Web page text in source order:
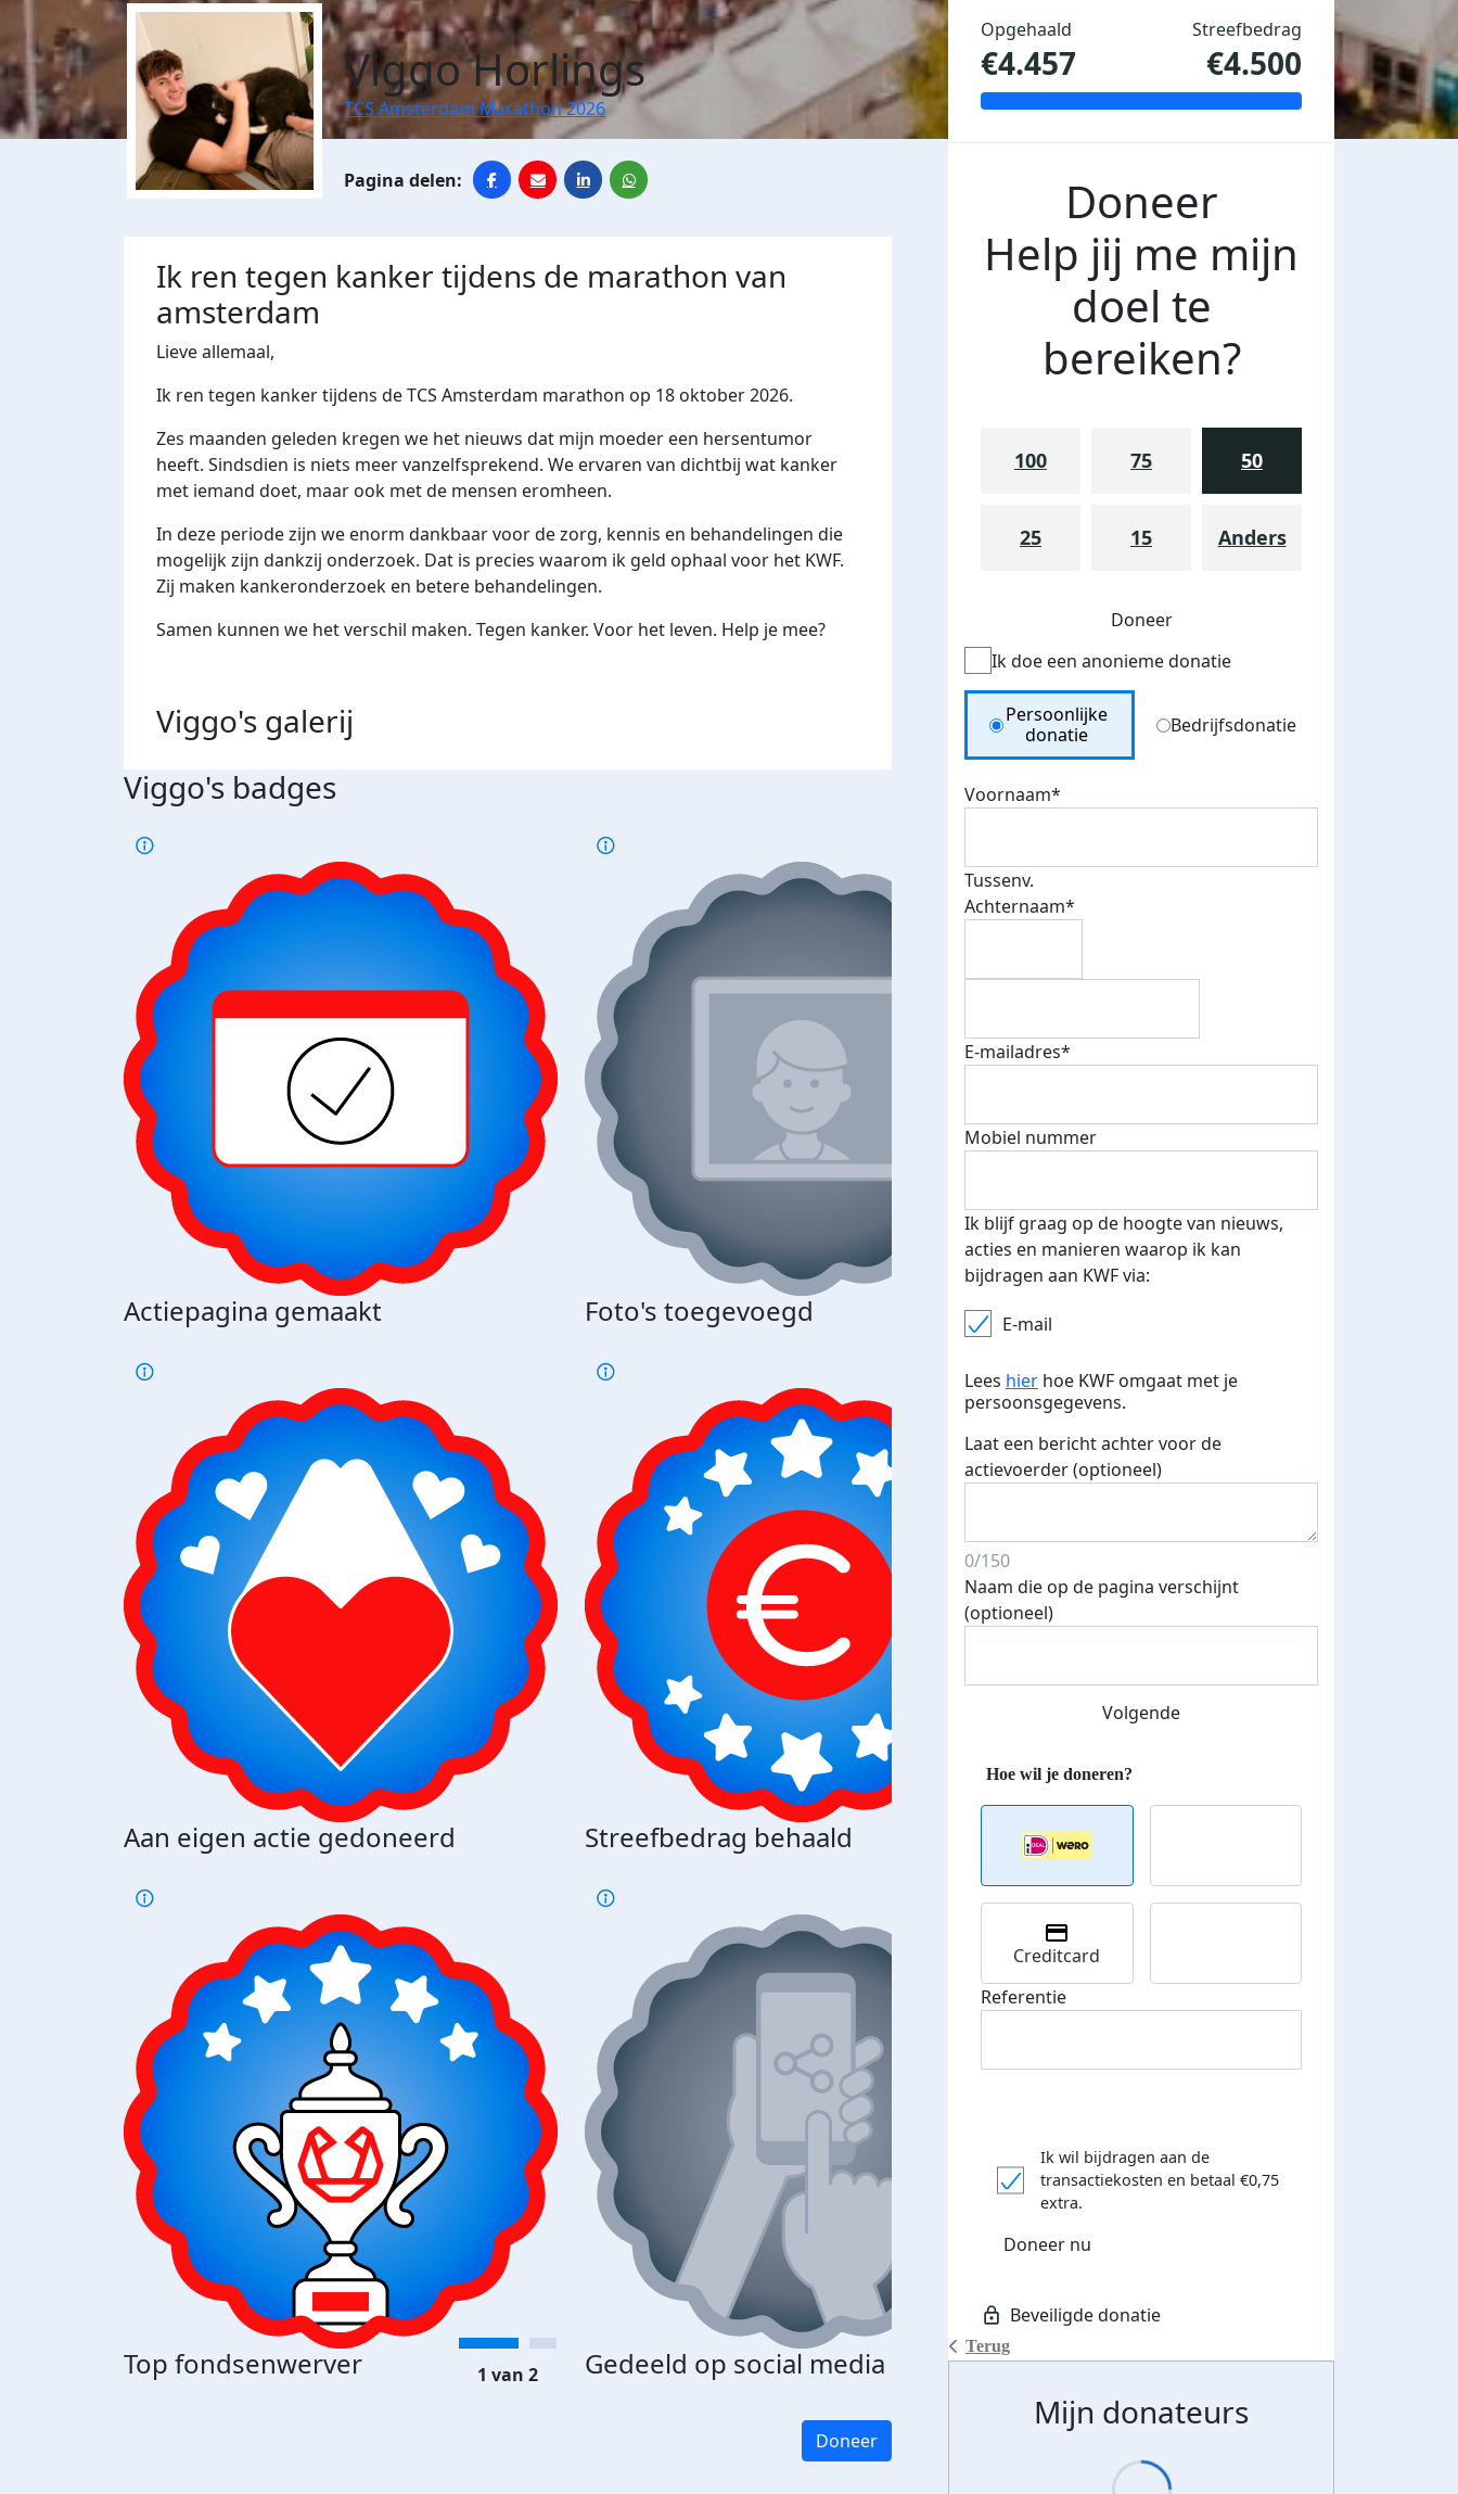
Viggo Horlings
TCS Amsterdam Marathon 2026
Ik ren tegen kanker tijdens de marathon van
amsterdam
Lieve allemaal,
Ik ren tegen kanker tijdens de TCS Amsterdam marathon op 18 oktober 2026.
Zes maanden geleden kregen we het nieuws dat mijn moeder een hersentumor
heeft. Sindsdien is niets meer vanzelfsprekend. We ervaren van dichtbij wat kanker
met iemand doet, maar ook met de mensen eromheen.
In deze periode zijn we enorm dankbaar voor de zorg, kennis en behandelingen die
mogelijk zijn dankzij onderzoek. Dat is precies waarom ik geld ophaal voor het KWF.
Zij maken kankeronderzoek en betere behandelingen.
Samen kunnen we het verschil maken. Tegen kanker. Voor het leven. Help je mee?
Viggo's galerij
Viggo's badges
Actiepagina gemaakt Foto's toegevoegd E-mails verstuurd
Aan eigen actie gedoneerd Streefbedrag behaald Streefbedrag verhoogd
Top fondsenwerver Gedeeld op social media Donateurs bedankt
€500 euro opgehaald: t-shirt
verdiend
1 van 2
Doneer
Opgehaald
€4.457
Streefbedrag
€4.500
Doneer
Help jij me mijn
doel te
bereiken?
100 75 50
25 15 Anders
Doneer
Ik doe een anonieme donatie
Donation Type
Persoonlijke
donatie
Bedrijfsdonatie
Voornaam*
Tussenv.
Achternaam*
E-mailadres*
Mobiel nummer
Ik blijf graag op de hoogte van nieuws,
acties en manieren waarop ik kan
bijdragen aan KWF via:
E-mail
Lees hier hoe KWF omgaat met je
persoonsgegevens.
Laat een bericht achter voor de
actievoerder (optioneel)
0/150
Naam die op de pagina verschijnt
(optioneel)
Volgende
Terug
Creditcard
Referentie
Ik wil bijdragen aan de
transactiekosten en betaal €0,75
extra.
Doneer nu
Mijn donateurs